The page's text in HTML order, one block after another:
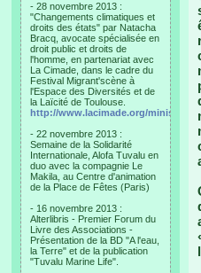
- 28 novembre 2013 :
"Changements climatiques et
droits des états" par Natacha
Bracq, avocate spécialisée en
droit public et droits de
l'homme, en partenariat avec
La Cimade, dans le cadre du
Festival Migrant'scène à
l'Espace des Diversités et de
la Laïcité de Toulouse.
http://www.lacimade.org/minisites/
- 22 novembre 2013 :
Semaine de la Solidarité
Internationale, Alofa Tuvalu en
duo avec la compagnie Le
Makila, au Centre d'animation
de la Place de Fêtes (Paris)
- 16 novembre 2013 :
Alterlibris - Premier Forum du
Livre des Associations -
Présentation de la BD "A l'eau,
la Terre" et de la publication
"Tuvalu Marine Life".